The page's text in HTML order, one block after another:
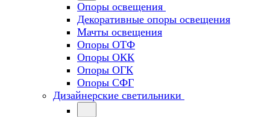
Опоры освещения
Декоративные опоры освещения
Мачты освещения
Опоры ОТФ
Опоры ОКК
Опоры ОГК
Опоры СФГ
Дизайнерские светильники